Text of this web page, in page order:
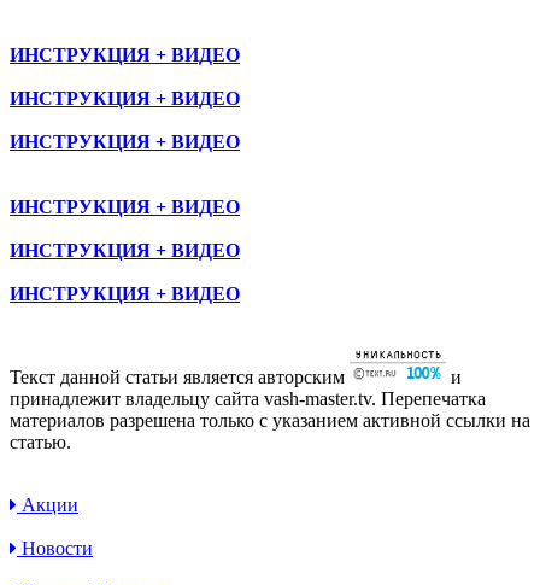
ИНСТРУКЦИЯ + ВИДЕО
ИНСТРУКЦИЯ + ВИДЕО
ИНСТРУКЦИЯ + ВИДЕО
ИНСТРУКЦИЯ + ВИДЕО
ИНСТРУКЦИЯ + ВИДЕО
ИНСТРУКЦИЯ + ВИДЕО
Текст данной статьи является авторским
и
принадлежит владельцу сайта vash-master.tv. Перепечатка
материалов разрешена только с указанием активной ссылки на
статью.
Акции
Новости